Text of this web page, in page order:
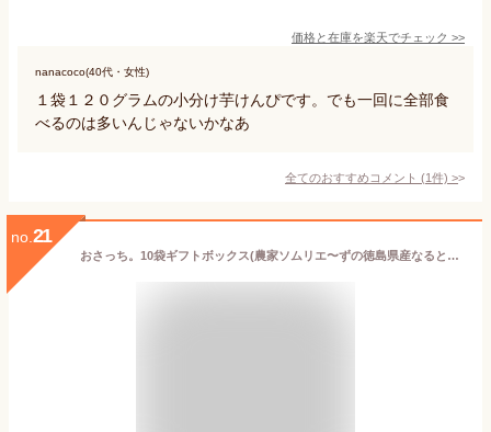
価格と在庫を楽天でチェック >>
nanacoco(40代・女性)
１袋１２０グラムの小分け芋けんぴです。でも一回に全部食
べるのは多いんじゃないかなあ
全てのおすすめコメント (1件) >
no. 21
おさっち。10袋ギフトボックス(農家ソムリエ〜ずの徳島県産なると金時さつま芋チップス)